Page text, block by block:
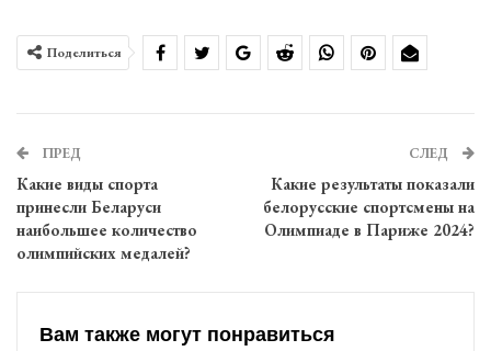
Поделиться
ПРЕД
Какие виды спорта
принесли Беларуси
наибольшее количество
олимпийских медалей?
СЛЕД
Какие результаты показали
белорусские спортсмены на
Олимпиаде в Париже 2024?
Вам также могут понравиться